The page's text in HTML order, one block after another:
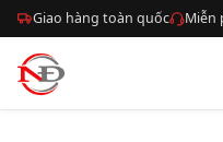
Giao hàng toàn quốc Miễn